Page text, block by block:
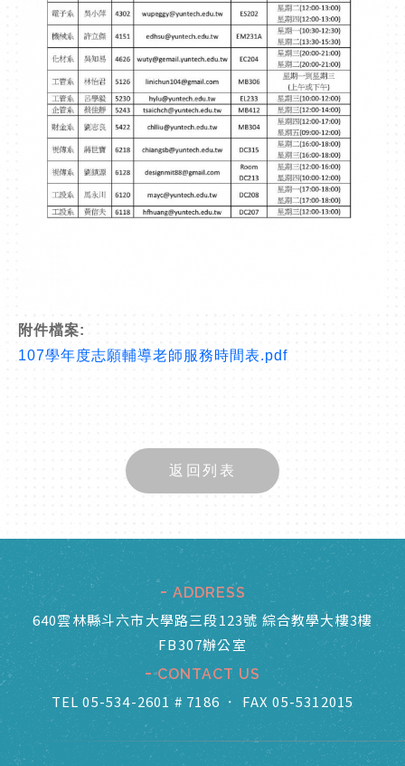
附件檔案:
107學年度志願輔導老師服務時間表.pdf
返回列表
ADDRESS
640雲林縣斗六市大學路三段123號 綜合教學大樓3樓
FB307辦公室
CONTACT US
TEL 05-534-2601 # 7186 ． FAX 05-5312015